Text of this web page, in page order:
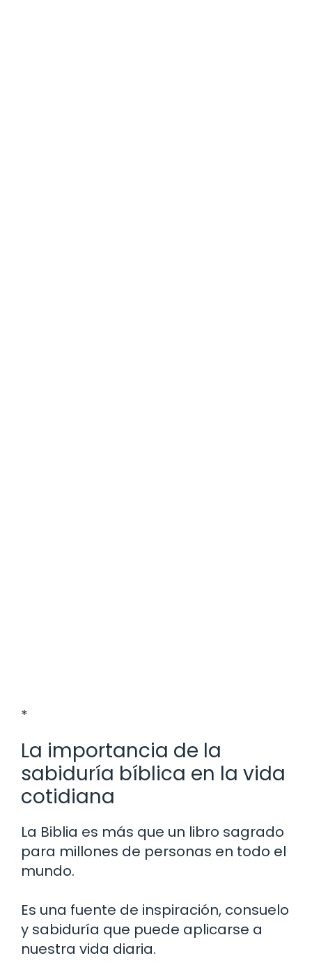
*
La importancia de la
sabiduría bíblica en la vida
cotidiana
La Biblia es más que un libro sagrado
para millones de personas en todo el
mundo.
Es una fuente de inspiración, consuelo
y sabiduría que puede aplicarse a
nuestra vida diaria.